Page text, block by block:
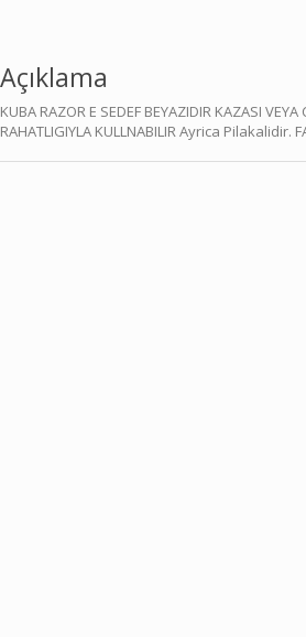
Açıklama
KUBA RAZOR E SEDEF BEYAZIDIR KAZASI
RAHATLIGIYLA KULLNABILIR Ayrica Pilakalidir.